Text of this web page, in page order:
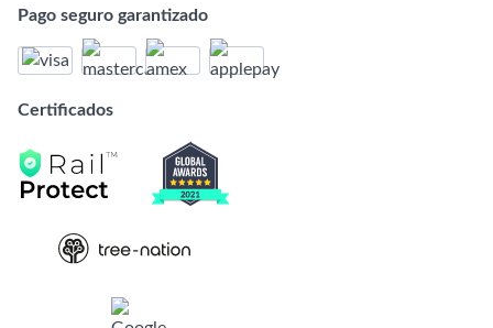
Pago seguro garantizado
Certificados